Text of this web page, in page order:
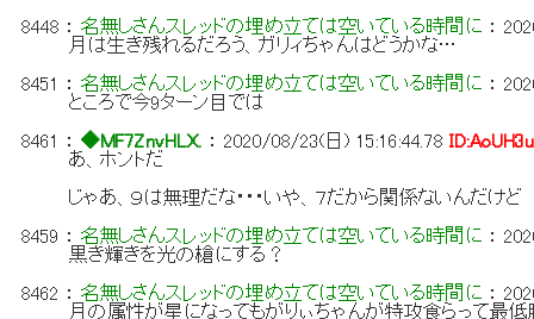
8448 ：名無しさんスレッドの埋め立ては空いている時間に ：
月は生き残れるだろう、ガリィちゃんはどうかな…
8451
：名無しさんスレッドの埋め立ては空いている時間に ：
ところで今9ターン目では
8461
：◆MF7ZnvHLX. ：2020/08/23(日) 15:16:44.78
あ、ホントだ
じゃあ、９は無理だな・・・いや、７だから関係ないんだけど
8459 ：名無しさんスレッドの埋め立ては空いている時間に ：
黒き輝きを光の槍にする？
8462 ：名無しさんスレッドの埋め立ては空いている時間に ：
月の属性が星になってもがりぃちゃんが特攻食らって最低